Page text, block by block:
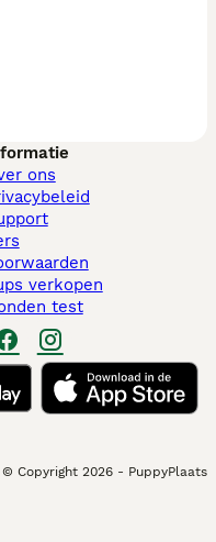
ons
verkopen
test
© Copyright 2026 - PuppyPlaats